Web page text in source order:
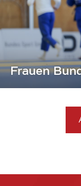
Frauen